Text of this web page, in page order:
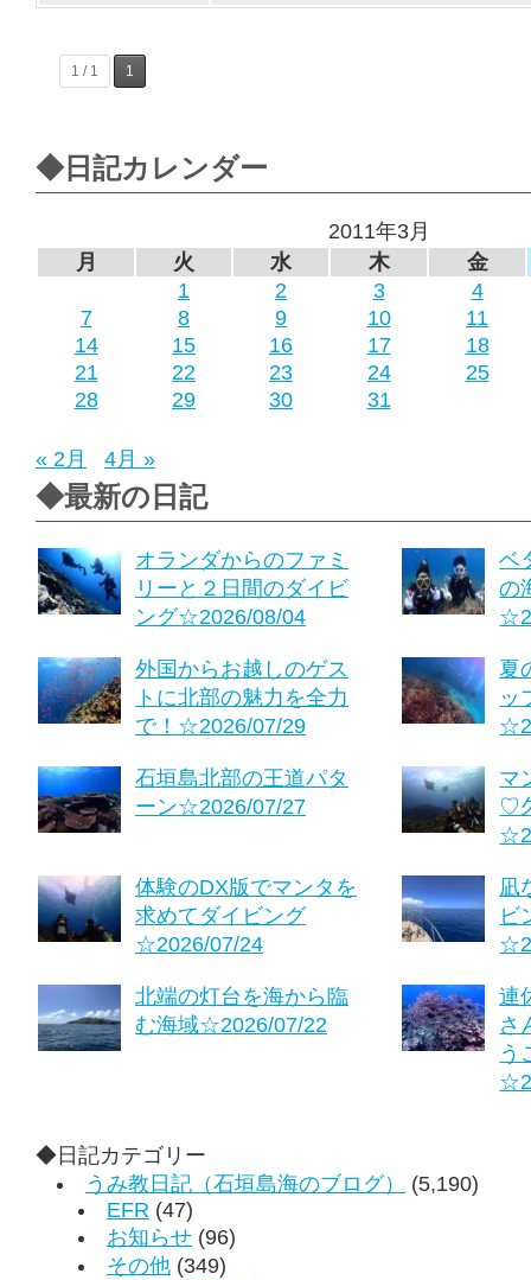
1 / 1 1
◆日記カレンダー
2011年3月
月
火 水 木
金
1
2 3
4
7
8 9 10
11
14
15 16 17
18
21
22 23 24
25
28
29 30 31
« 2月 4月 »
◆最新の日記
オランダからのファミ
リーと２日間のダイビ
ング☆2026/08/04
ベ
の
外国からお越しのゲス
トに北部の魅力を全力
で！☆2026/07/29
夏
ッ
石垣島北部の王道パタ
ーン☆2026/07/27
マ
♡
体験のDX版でマンタを
求めてダイビング
☆2026/07/24
凪
ビ
北端の灯台を海から臨
む海域☆2026/07/22
連
さ
う
◆日記カテゴリー
うみ教日記（石垣島海のブログ）
(5,190)
EFR (47)
お知らせ (96)
その他 (349)